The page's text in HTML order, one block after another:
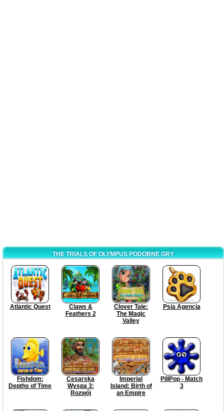
THE TRIALS OF OLYMPUS PODOBNE GRY
Atlantic Quest
Claws &
Feathers 2
Clover Tale:
The Magic
Valley
Psia Agencja
Fishdom:
Depths of Time
Cesarska
Wyspa 3:
Rozwój
Imperial
Island: Birth of
an Empire
PillPop - Match
3